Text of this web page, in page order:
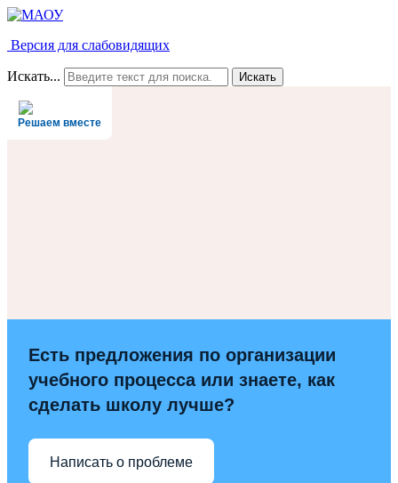
Версия для слабовидящих
Искать... Искать
Решаем вместе
Есть предложения по организации
учебного процесса или знаете, как
сделать школу лучше?
Написать о проблеме